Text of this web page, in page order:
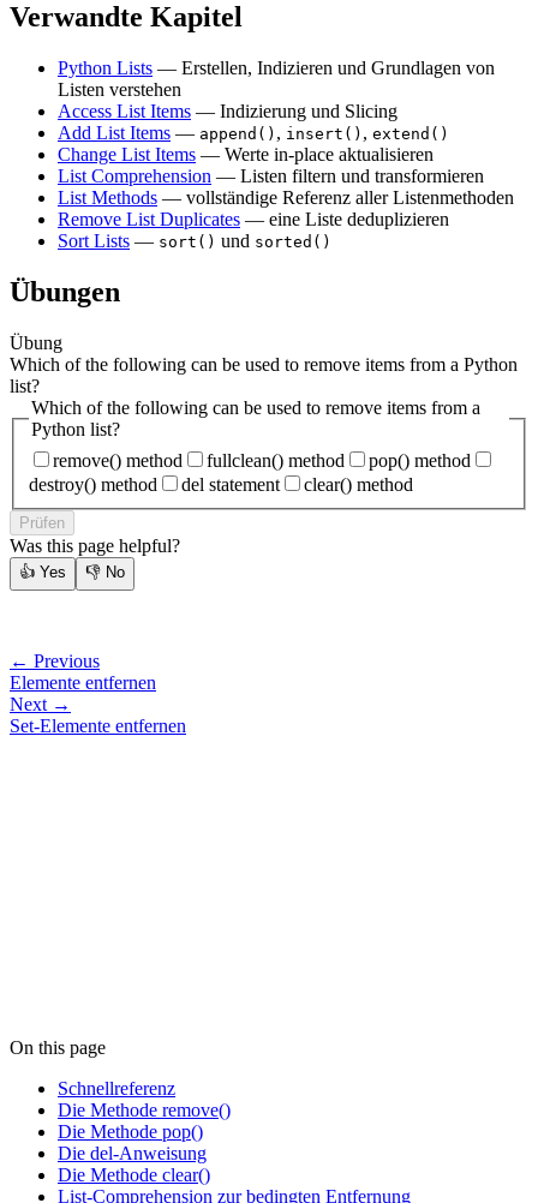
Verwandte Kapitel
Python Lists — Erstellen, Indizieren und Grundlagen von
Listen verstehen
Access List Items — Indizierung und Slicing
Add List Items — append() , insert() , extend()
Change List Items — Werte in-place aktualisieren
List Comprehension — Listen filtern und transformieren
List Methods — vollständige Referenz aller Listenmethoden
Remove List Duplicates — eine Liste deduplizieren
Sort Lists — sort() und sorted()
Übungen
Übung
Which of the following can be used to remove items from a Python
list?
Which of the following can be used to remove items from a
Python list?
remove() method
fullclean() method
pop() method
destroy() method
del statement clear() method
Prüfen
Was this page helpful?
👍 Yes 👎 No
← Previous
Elemente entfernen
Next →
Set-Elemente entfernen
On this page
Schnellreferenz
Die Methode remove()
Die Methode pop()
Die del-Anweisung
Die Methode clear()
List-Comprehension zur bedingten Entfernung